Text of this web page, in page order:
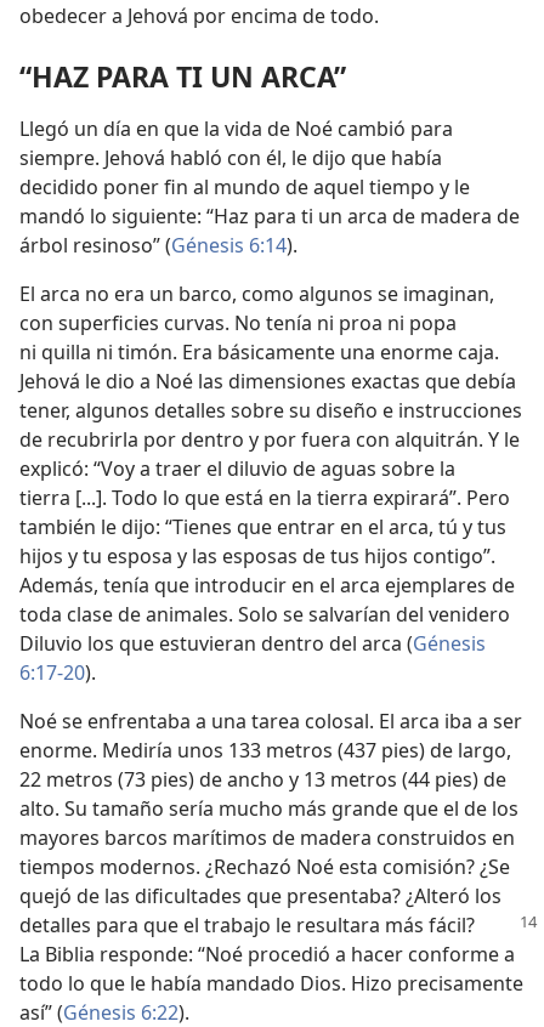
obedecer a Jehová por encima de todo.
“HAZ PARA TI UN ARCA”
Llegó un día en que la vida de Noé cambió para
siempre. Jehová habló con él, le dijo que había
decidido poner fin al mundo de aquel tiempo y le
mandó lo siguiente: “Haz para ti un arca de madera de
árbol resinoso” (Génesis 6:14).
El arca no era un barco, como algunos se imaginan,
con superficies curvas. No tenía ni proa ni popa
ni quilla ni timón. Era básicamente una enorme caja.
Jehová le dio a Noé las dimensiones exactas que debía
tener, algunos detalles sobre su diseño e instrucciones
de recubrirla por dentro y por fuera con alquitrán. Y le
explicó: “Voy a traer el diluvio de aguas sobre la
tierra [...]. Todo lo que está en la tierra expirará”. Pero
también le dijo: “Tienes que entrar en el arca, tú y tus
hijos y tu esposa y las esposas de tus hijos contigo”.
Además, tenía que introducir en el arca ejemplares de
toda clase de animales. Solo se salvarían del venidero
Diluvio los que estuvieran dentro del arca (Génesis
6:17-20).
Noé se enfrentaba a una tarea colosal. El arca iba a ser
enorme. Mediría unos 133 metros (437 pies) de largo,
22 metros (73 pies) de ancho y 13 metros (44 pies) de
alto. Su tamaño sería mucho más grande que el de los
mayores barcos marítimos de madera construidos en
tiempos modernos. ¿Rechazó Noé esta comisión? ¿Se
quejó de las dificultades que presentaba? ¿Alteró los
detalles para que el trabajo le resultara más fácil?
La Biblia responde: “Noé procedió a hacer conforme a
todo lo que le había mandado Dios. Hizo precisamente
así” (Génesis 6:22).